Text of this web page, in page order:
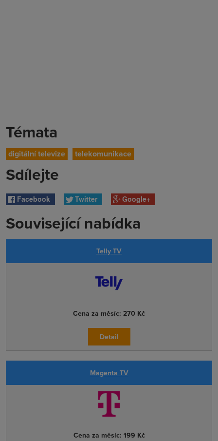
Témata
digitální televize telekomunikace
Sdílejte
Facebook Twitter Google+
Související nabídka
Telly TV
Cena za měsíc: 270 Kč
Detail
Magenta TV
Cena za měsíc: 199 Kč